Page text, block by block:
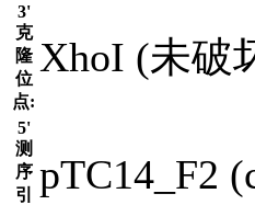
3'
克
隆
位
点:
XhoI (未破
5'
测
序
引
pTC14_F2